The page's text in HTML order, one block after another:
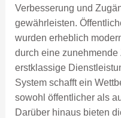
Verbesserung und
gewährleisten.
wurden erheblich
durch eine
erstklassige
System schafft ein
sowohl öffentlicher als
Darüber hinaus bieten